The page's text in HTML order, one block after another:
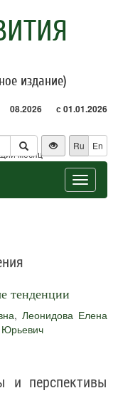
издание)
08.2026 с 01.01.2026
месяц
Ru En
Toggle
тенденции
, Леонидова Елена
и перспективы